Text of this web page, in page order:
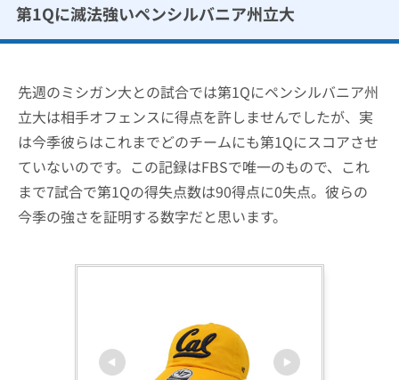
第1Qに滅法強いペンシルバニア州立大
先週のミシガン大との試合では第1Qにペンシルバニア州
立大は相手オフェンスに得点を許しませんでしたが、実
は今季彼らはこれまでどのチームにも第1Qにスコアさせ
ていないのです。この記録はFBSで唯一のもので、これ
まで7試合で第1Qの得失点数は90得点に0失点。彼らの
今季の強さを証明する数字だと思います。